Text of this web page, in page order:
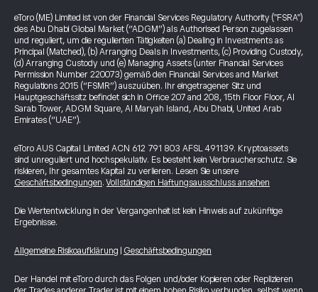
eToro (ME) Limited ist von der Financial Services Regulatory Authority ("FSRA")
des Abu Dhabi Global Market (“ADGM”) als Authorised Person zugelassen
und reguliert, um die regulierten Tätigkeiten (a) Dealing in Investments as
Principal (Matched), (b) Arranging Deals in Investments, (c) Providing Custody,
(d) Arranging Custody und (e) Managing Assets (unter Financial Services
Permission Number 220073) gemäß den Financial Services and Market
Regulations 2015 (“FSMR”) auszuüben. Ihr eingetragener Sitz und
Hauptgeschäftssitz befindet sich in Office 207 and 208, 15th Floor Floor, Al
Sarab Tower, ADGM Square, Al Maryah Island, Abu Dhabi, United Arab
Emirates (“UAE”).
eToro AUS Capital Limited ACN 612 791 803 AFSL 491139. Kryptoassets
sind unreguliert und hochspekulativ. Es besteht kein Verbraucherschutz. Sie
riskieren, Ihr gesamtes Kapital zu verlieren. Lesen Sie unsere
Geschäftsbedingungen.Vollständigen Haftungsausschluss ansehen
Die Wertentwicklung in der Vergangenheit ist kein Hinweis auf zukünftige
Ergebnisse.
Allgemeine Risikoaufklärung Geschäftsbedingungen
Der Handel mit eToro durch das Folgen und/oder Kopieren oder Replizieren